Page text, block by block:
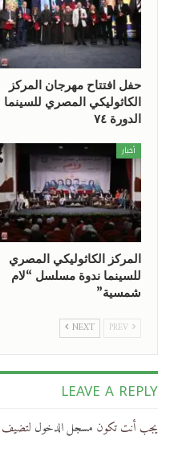
حفل افتتاح مهرجان المركز
الكاثوليكي المصري للسينما
الدورة ٧٤
أخبار
المركز الكاثوليكي المصري
للسينما ندوة مسلسل “لام
شمسية”
NEXT
LEAVE A REPLY
يجب أنت تكون مسجل الدخول لتضيف